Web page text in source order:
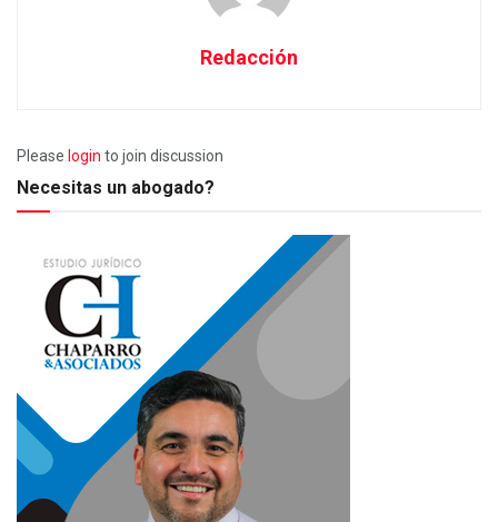
Redacción
Please login to join discussion
Necesitas un abogado?